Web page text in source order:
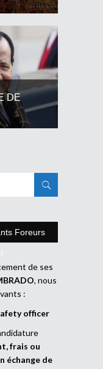
DE
Foreurs
de ses
, nous
:
officer
frais ou
échange de